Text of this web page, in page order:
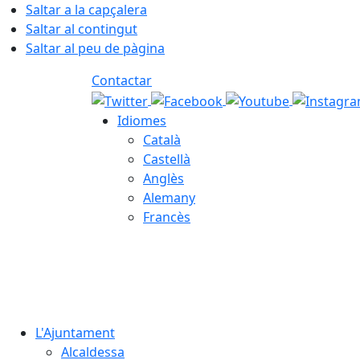
Saltar a la capçalera
Saltar al contingut
Saltar al peu de pàgina
Contactar
Idiomes
Català
Castellà
Anglès
Alemany
Francès
L'Ajuntament
Alcaldessa